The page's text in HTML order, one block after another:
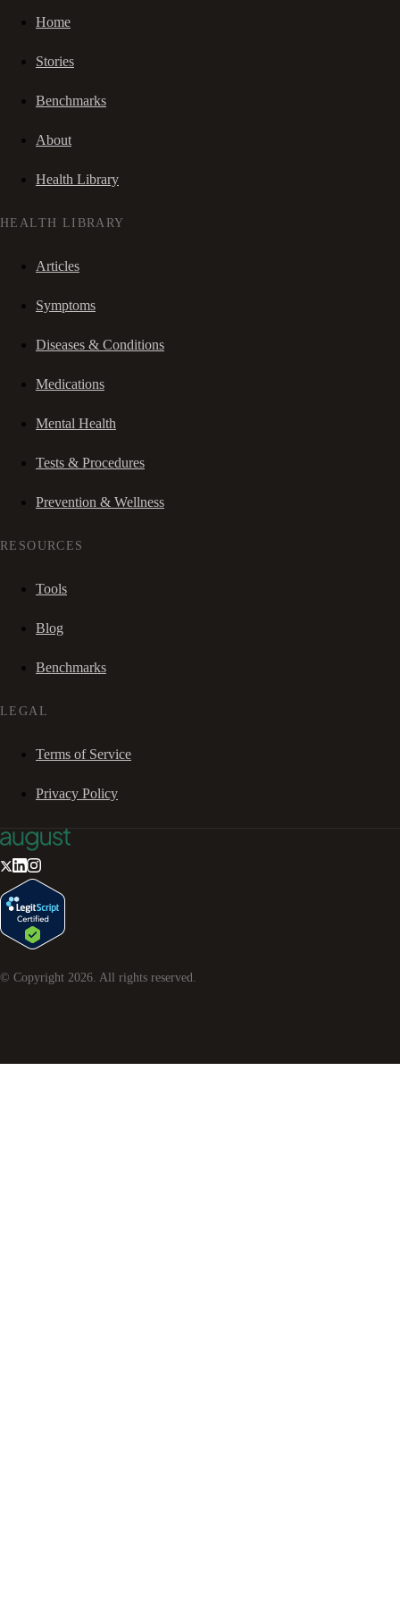
Home
Stories
Benchmarks
About
Health Library
HEALTH LIBRARY
Articles
Symptoms
Diseases & Conditions
Medications
Mental Health
Tests & Procedures
Prevention & Wellness
RESOURCES
Tools
Blog
Benchmarks
LEGAL
Terms of Service
Privacy Policy
© Copyright 2026 . All rights reserved.